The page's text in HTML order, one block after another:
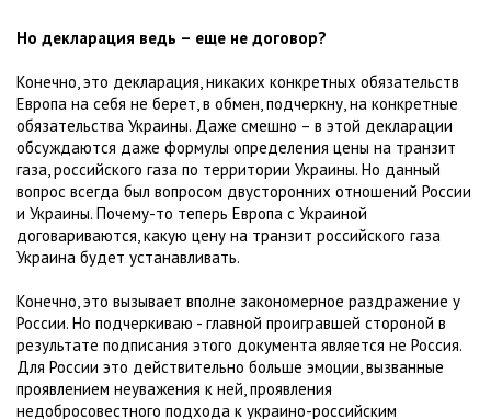
Но декларация ведь – еще не договор?
Конечно, это декларация, никаких конкретных обязательств
Европа на себя не берет, в обмен, подчеркну, на конкретные
обязательства Украины. Даже смешно – в этой декларации
обсуждаются даже формулы определения цены на транзит
газа, российского газа по территории Украины. Но данный
вопрос всегда был вопросом двусторонних отношений России
и Украины. Почему-то теперь Европа с Украиной
договариваются, какую цену на транзит российского газа
Украина будет устанавливать.
Конечно, это вызывает вполне закономерное раздражение у
России. Но подчеркиваю - главной проигравшей стороной в
результате подписания этого документа является не Россия.
Для России это действительно больше эмоции, вызванные
проявлением неуважения к ней, проявления
недобросовестного подхода к украино-российским